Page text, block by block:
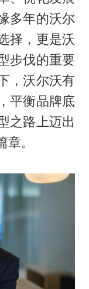
多年的沃尔
择，更是沃
步伐的重要
，沃尔沃有
平衡品牌底
之路上迈出
。